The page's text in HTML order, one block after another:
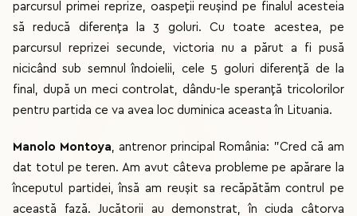
parcursul primei reprize, oaspeții reușind pe finalul acesteia
să reducă diferența la 3 goluri. Cu toate acestea, pe
parcursul reprizei secunde, victoria nu a părut a fi pusă
nicicând sub semnul îndoielii, cele 5 goluri diferență de la
final, după un meci controlat, dându-le speranță tricolorilor
pentru partida ce va avea loc duminica aceasta în Lituania.
Manolo Montoya, antrenor principal România: "Cred că am
dat totul pe teren. Am avut câteva probleme pe apărare la
începutul partidei, însă am reușit sa recăpătăm contrul pe
această fază. Jucătorii au demonstrat, în ciuda câtorva